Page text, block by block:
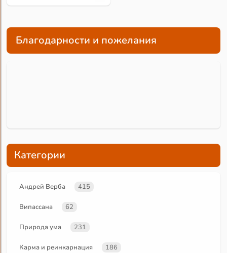
Благодарности и пожелания
Категории
Андрей Верба 415
Випассана 62
Природа ума 231
Карма и реинкарнация 186